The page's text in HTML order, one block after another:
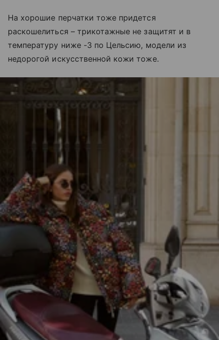
На хорошие перчатки тоже придется
раскошелиться – трикотажные не защитят и в
температуру ниже -3 по Цельсию, модели из
недорогой искусственной кожи тоже.